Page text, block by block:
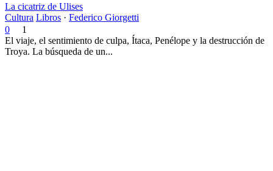
La cicatriz de Ulises
Cultura Libros · Federico Giorgetti
0
1
El viaje, el sentimiento de culpa, Ítaca, Penélope y la destrucción de
Troya. La búsqueda de un...